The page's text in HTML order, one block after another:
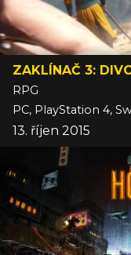
ZAKLÍNAČ 3:
RPG
PC, PlayStation 4,
13. říjen 2015